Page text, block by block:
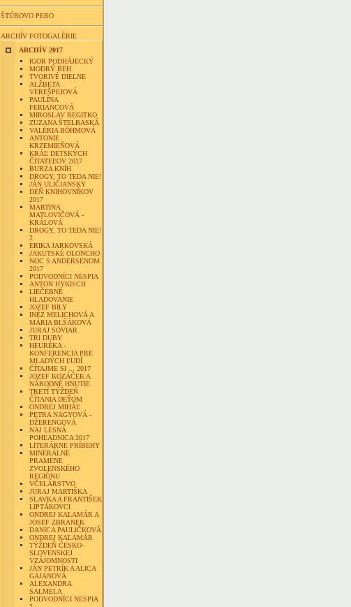
ŠTÚROVO PERO
ARCHÍV FOTOGALÉRIE
ARCHÍV 2017
IGOR PODHÁJECKÝ
MODRÝ BEH
TVORIVÉ DIELNE
ALŽBETA
VEREŠPEJOVÁ
PAULÍNA
FERIANCOVÁ
MIROSLAV REGITKO
ZUZANA ŠTELBASKÁ
VALÉRIA BÖHMOVÁ
ANTONIE
KRZEMIEŇOVÁ
KRÁĽ DETSKÝCH
ČITATEĽOV 2017
BURZA KNÍH
DROGY, TO TEDA NIE!
JÁN ULIČIANSKY
DEŇ KNIHOVNÍKOV
2017
MARTINA
MATLOVIČOVÁ -
KRÁLOVÁ
DROGY, TO TEDA NIE!
2
ERIKA JARKOVSKÁ
JAKUTSKÉ OLONCHO
NOC S ANDERSENOM
2017
PODVODNÍCI NESPIA
ANTON HYKISCH
LIEČEBNÉ
HLADOVANIE
JOZEF BILY
INÉZ MELICHOVÁ A
MÁRIA BLŠÁKOVÁ
JURAJ SOVIAR
TRI DUBY
HEURÉKA -
KONFERENCIA PRE
MLADÝCH ĽUDÍ
ČÍTAJME SI ... 2017
JOZEF KOZÁČEK A
NÁRODNÉ HNUTIE
TRETÍ TÝŽDEŇ
ČÍTANIA DEŤOM
ONDREJ MIHÁĽ
PETRA NAGYOVÁ -
DŽERENGOVÁ
NAJ LESNÁ
POHĽADNICA 2017
LITERÁRNE PRÍBEHY
MINERÁLNE
PRAMENE
ZVOLENSKÉHO
REGIÓNU
VČELÁRSTVO
JURAJ MARTIŠKA
SLAVKA A FRANTIŠEK
LIPTÁKOVCI
ONDREJ KALAMÁR A
JOSEF ZBRANEK
DANICA PAULIČKOVÁ
ONDREJ KALAMÁR
TÝŽDEŇ ČESKO-
SLOVENSKEJ
VZÁJOMNOSTI
JÁN PETRÍK A ALICA
GAJANOVÁ
ALEXANDRA
SALMELA
PODVODNÍCI NESPIA